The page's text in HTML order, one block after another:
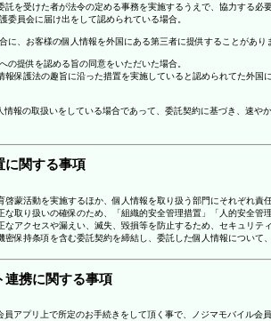
を受けた者が法令の定める事務を実施するうえで、協力する
委員会に届け出をして認められている場合。
に、お客様の個人情報を外国にある第三者に提供することがあり
の提供を認める旨の同意をいただいた場合。
保護法の趣旨に沿った措置を実施していると認められてた外国
報の取扱いをしている場合であって、委託契約に基づき、速
に関する事項
蒙活動を実施するほか、個人情報を取り扱う部門にそれぞれ責
な取り扱いの確保のため、「組織的安全管理措置」「人的安全
アクセスや漏えい、滅失、毀損等を防止するため、セキュリテ
密保持条項を含む委託契約を締結し、委託した個人情報につい
連携に関する事項
員アプリ上で所定のお手続きをして頂く事で、ノジマモバイル